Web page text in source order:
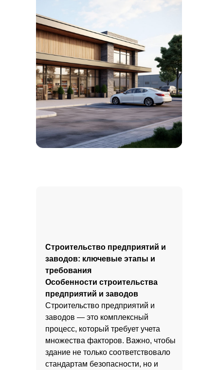
Строительство предприятий и
заводов: ключевые этапы и
требования
Особенности строительства
предприятий и заводов
Строительство предприятий и
заводов — это комплексный
процесс, который требует учета
множества факторов. Важно, чтобы
здание не только соответствовало
стандартам безопасности, но и